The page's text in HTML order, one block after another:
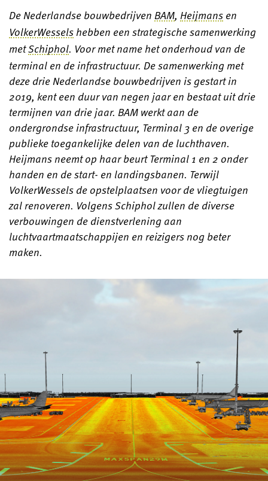
De Nederlandse bouwbedrijvenBAM, Heijmansen
VolkerWesselshebben een strategische samenwerking
metSchiphol. Voor met name het onderhoud van de
terminal en de infrastructuur. De samenwerking met
deze drie Nederlandse bouwbedrijven is gestart in
2019, kent een duur van negen jaar en bestaat uit drie
termijnen van drie jaar. BAM werkt aan de
ondergrondse infrastructuur, Terminal 3 en de overige
publieke toegankelijke delen van de luchthaven.
Heijmans neemt op haar beurt Terminal 1 en 2 onder
handen en de start- en landingsbanen. Terwijl
VolkerWessels de opstelplaatsen voor de vliegtuigen
zal renoveren. Volgens Schiphol zullen de diverse
verbouwingen de dienstverlening aan
luchtvaartmaatschappijen en reizigers nog beter
maken.